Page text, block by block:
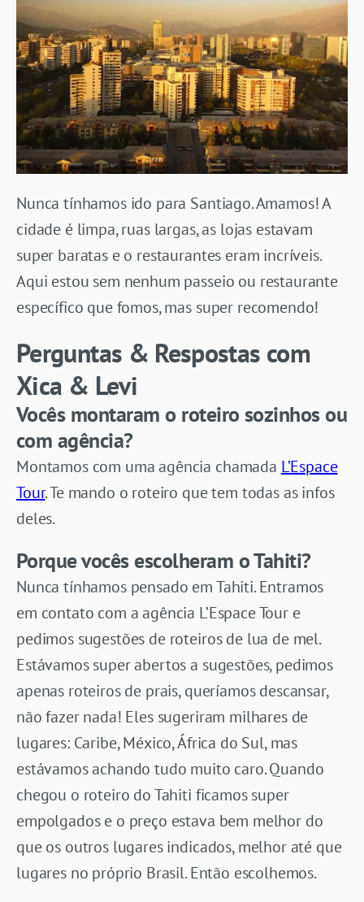
Nunca tínhamos ido para Santiago. Amamos! A
cidade é limpa, ruas largas, as lojas estavam
super baratas e o restaurantes eram incríveis.
Aqui estou sem nenhum passeio ou restaurante
específico que fomos, mas super recomendo!
Perguntas & Respostas com
Xica & Levi
Vocês montaram o roteiro sozinhos ou
com agência?
Montamos com uma agência chamada L’Espace
Tour. Te mando o roteiro que tem todas as infos
deles.
Porque vocês escolheram o Tahiti?
Nunca tínhamos pensado em Tahiti. Entramos
em contato com a agência L’Espace Tour e
pedimos sugestões de roteiros de lua de mel.
Estávamos super abertos a sugestões, pedimos
apenas roteiros de prais, queríamos descansar,
não fazer nada! Eles sugeriram milhares de
lugares: Caribe, México, África do Sul, mas
estávamos achando tudo muito caro. Quando
chegou o roteiro do Tahiti ficamos super
empolgados e o preço estava bem melhor do
que os outros lugares indicados, melhor até que
lugares no próprio Brasil. Então escolhemos.